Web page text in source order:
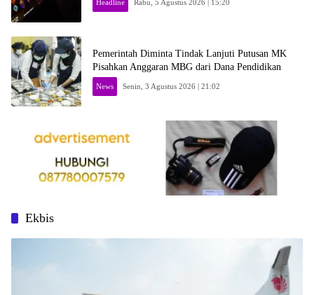
Headline Rabu, 5 Agustus 2026 | 15:20
Pemerintah Diminta Tindak Lanjuti Putusan MK
Pisahkan Anggaran MBG dari Dana Pendidikan
News Senin, 3 Agustus 2026 | 21:02
Ekbis